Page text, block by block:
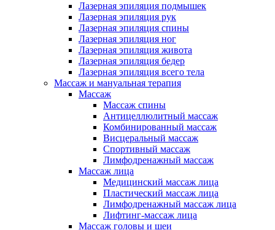
Лазерная эпиляция подмышек
Лазерная эпиляция рук
Лазерная эпиляция спины
Лазерная эпиляция ног
Лазерная эпиляция живота
Лазерная эпиляция бедер
Лазерная эпиляция всего тела
Массаж и мануальная терапия
Массаж
Массаж спины
Антицеллюлитный массаж
Комбинированный массаж
Висцеральный массаж
Спортивный массаж
Лимфодренажный массаж
Массаж лица
Медицинский массаж лица
Пластический массаж лица
Лимфодренажный массаж лица
Лифтинг-массаж лица
Массаж головы и шеи